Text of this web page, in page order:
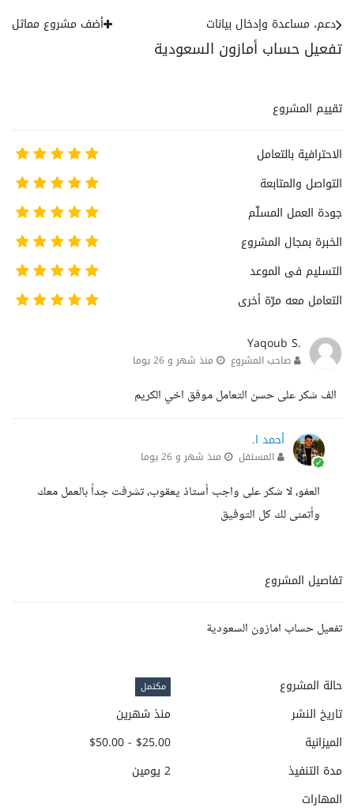
تفعيل حساب أمازون السعودية
دعم، مساعدة وإدخال بيانات أضف مشروع مماثل
تقييم المشروع
الاحترافية بالتعامل
التواصل والمتابعة
جودة العمل المسلّم
الخبرة بمجال المشروع
التسليم فى الموعد
التعامل معه مرّة أخرى
Yaqoub S.
صاحب المشروع منذ شهر و 26 يوما
الف شكر على حسن التعامل موفق اخي الكريم
أحمد ا.
المستقل منذ شهر و 26 يوما
العفو، لا شكر على واجب أستاذ يعقوب، تشرفت جداً بالعمل معك
وأتمنى لك كل التوفيق
تفاصيل المشروع
تفعيل حساب امازون السعودية
حالة المشروع مكتمل
تاريخ النشر
منذ شهرين
الميزانية
$25.00 - $50.00
مدة التنفيذ
2 يومين
المهارات